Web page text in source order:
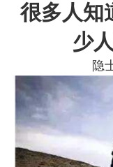
特急预警】关
节返乡期间“闪
急提示
很多人知
少
隐